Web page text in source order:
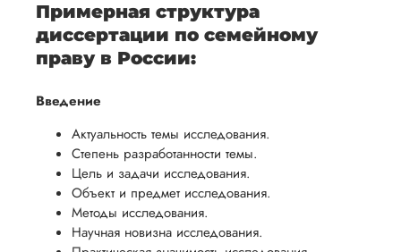
Примерная структура
диссертации по семейному
праву в России:
Введение
Актуальность темы исследования.
Степень разработанности темы.
Цель и задачи исследования.
Объект и предмет исследования.
Методы исследования.
Научная новизна исследования.